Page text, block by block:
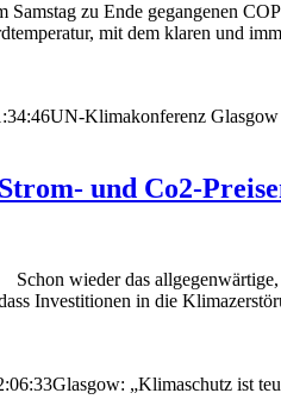
zu Ende gegangenen
mit dem klaren und
UN-Klimakonferenz
und Co2-
wieder das
Investitionen in die
Glasgow: „Klimaschutz ist